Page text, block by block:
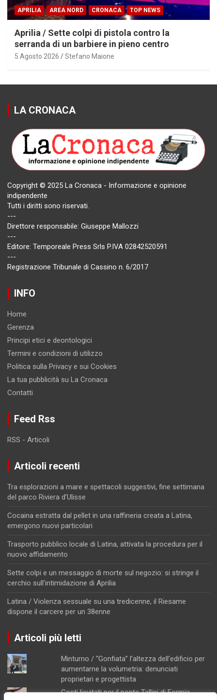
APRILIA AREA NORD CRONACA TOP NEWS
Aprilia / Sette colpi di pistola contro la
serranda di un barbiere in pieno centro
5 Agosto 2026 Stefano Maione
LA CRONACA
Copyright © 2025 La Cronaca - Informazione e opinione
indipendente
Tutti i diritti sono riservati.
---
Direttore responsabile: Giuseppe Mallozzi
---
Editore: Temporeale Press Srls P.IVA 02842520591
---
Registrazione Tribunale di Cassino n. 6/2017
INFO
Home
Gerenza
Principi etici e deontologici
Termini e condizioni di utilizzo
Politica sulla Privacy e sui Cookies
La tua pubblicità su La Cronaca
Contatti
Feed Rss
RSS - Articoli
Articoli recenti
Tra esplorazioni a mare e spettacoli suggestivi, fine settimana
del parco Riviera d’Ulisse
Cocaina estratta dal pellet in una raffineria creata a Latina,
emergono nuovi particolari
Trasporto pubblico locale di Latina, attivata la procedura per il
nuovo affidamento
Sette colpi e un messaggio di morte sul negozio: si stringe il
cerchio sull’intimidazione di Aprilia
Latina / Violenza sessuale su una tredicenne, il Riesame
dispone il carcere per un 38enne
Articoli più letti
Minturno / “Gonfiata” l’altezza dell’edificio per
aumentarne la volumetria: denunciati
proprietari e progettista
Costi lievitati per il ponte Tallini di Formia,